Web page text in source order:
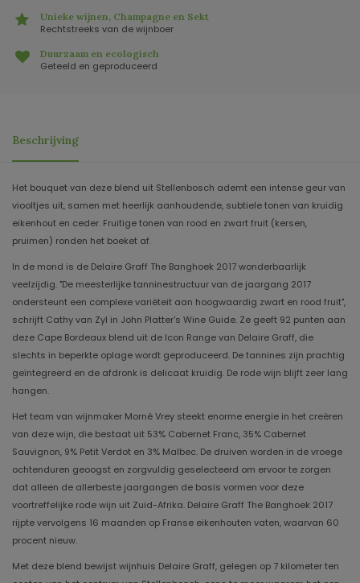
Unieke wijnen, Champagne en Sekt
Rechtstreeks van de wijnboer
Duurzaam en ecologisch
Geteeld en geproduceerd
Beschrijving
Het bouquet van deze blend uit Stellenbosch ademt een intense geur van
viooltjes uit, samen met heerlijk aanhoudende, subtiele tonen van kruidig ​​
eikenhout en ceder. Fruitige tonen van rood en zwart fruit (kersen,
pruimen) ronden het boeket af.
In de mond is de Delaire Graff The Banghoek 2017 wonderbaarlijk
veelzijdig. "De meesterlijke tanninestructuur van de jaargang 2017
ondersteunt een complexe variëteit aan hoogwaardig zwart en rood fruit",
schrijft Cathy van Zyl in John Platter's Wine Guide. Ze geeft 92 punten aan
deze Cape Bordeaux blend uit de Icon Range van Delaire Graff, die
slechts in beperkte oplage wordt geproduceerd. De tannines zijn prachtig
geïntegreerd en de afdronk is delicaat kruidig. De rode wijn blijft zeer lang
hangen.
Het team van wijnmaker Morné Vrey steekt enorme energie in het creëren
van deze wijn, die bestaat uit 53% Cabernet Franc, 35% Cabernet
Sauvignon, 9% Petit Verdot en 3% Malbec. De druiven worden in de vroege
ochtenduren geoogst en zorgvuldig geselecteerd om ervoor te zorgen
dat alleen de allerbeste jaargangen de basis vormen voor deze
voortreffelijke rode wijn uit Zuid-Afrika. Delaire Graff The Banghoek 2017
rijpte vervolgens 16 maanden op Franse eikenhouten vaten, waarvan 60
procent nieuw.
Met deze blend bewijst wijnhuis Delaire Graff, gelegen op 7 kilometer ten